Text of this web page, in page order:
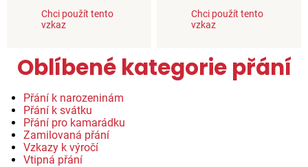
Chci použít tento
vzkaz
Chci použít tento
vzkaz
Oblíbené kategorie přání
Přání k narozeninám
Přání k svátku
Přání pro kamarádku
Zamilovaná přání
Vzkazy k výročí
Vtipná přání